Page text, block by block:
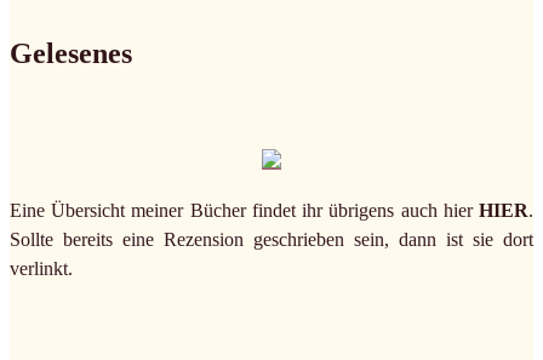
Gelesenes
Eine Übersicht meiner Bücher findet ihr übrigens auch hier HIER.
Sollte bereits eine Rezension geschrieben sein, dann ist sie dort
verlinkt.